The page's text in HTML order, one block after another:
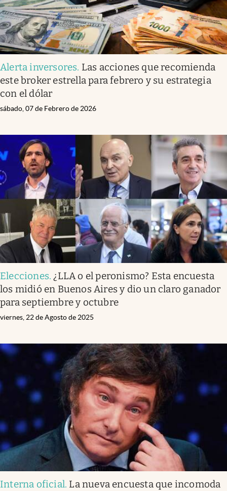
Alerta inversores. Las acciones que recomienda
este broker estrella para febrero y su estrategia
con el dólar
sábado, 07 de Febrero de 2026
Elecciones. ¿LLA o el peronismo? Esta encuesta
los midió en Buenos Aires y dio un claro ganador
para septiembre y octubre
viernes, 22 de Agosto de 2025
Interna oficial. La nueva encuesta que incomoda